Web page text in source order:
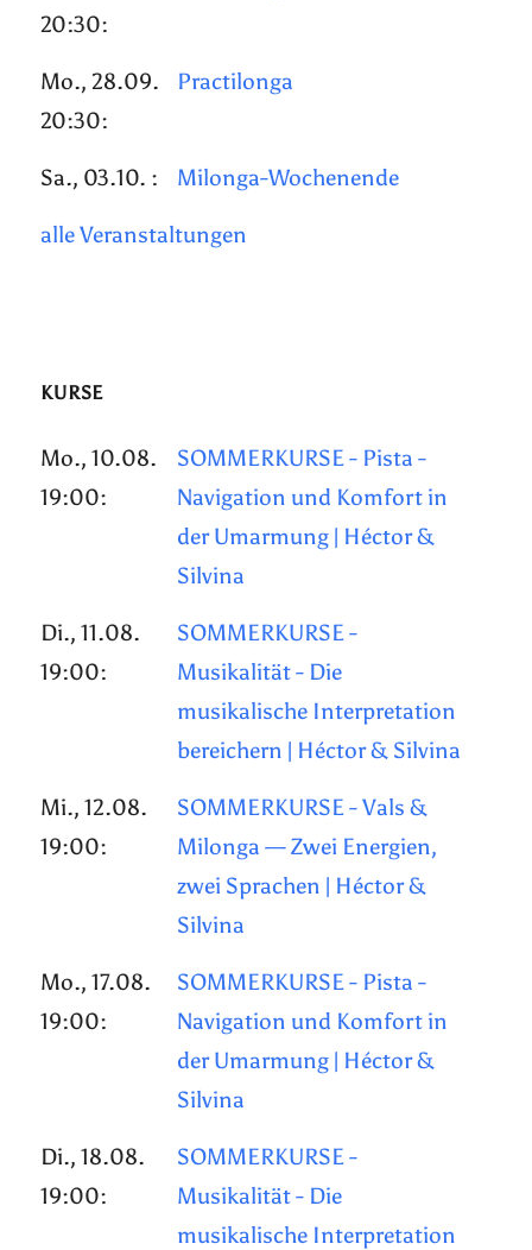
20:30:
Mo., 28.09.
20:30:
Practilonga
Sa., 03.10. : Milonga-Wochenende
alle Veranstaltungen
KURSE
Mo., 10.08.
19:00:
SOMMERKURSE - Pista -
Navigation und Komfort in
der Umarmung | Héctor &
Silvina
Di., 11.08.
19:00:
SOMMERKURSE -
Musikalität - Die
musikalische Interpretation
bereichern | Héctor & Silvina
Mi., 12.08.
19:00:
SOMMERKURSE - Vals &
Milonga — Zwei Energien,
zwei Sprachen | Héctor &
Silvina
Mo., 17.08.
19:00:
SOMMERKURSE - Pista -
Navigation und Komfort in
der Umarmung | Héctor &
Silvina
Di., 18.08.
19:00:
SOMMERKURSE -
Musikalität - Die
musikalische Interpretation